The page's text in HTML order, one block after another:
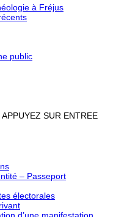
à Fréjus
public
SUR ENTREE
– Passeport
électorales